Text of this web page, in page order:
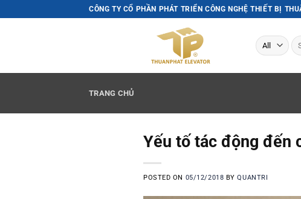
to
CÔNG TY CỔ PHẦN PHÁT TRIỂN CÔNG NGHỆ THIẾT BỊ
for:
TRANG CHỦ
Yếu tố tác động đến
POSTED ON 05/12/2018 BYQUANTRI